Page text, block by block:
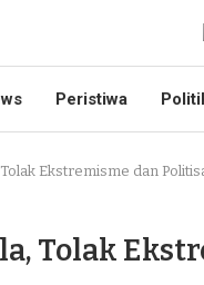
Peristiwa
Ekstremisme dan
Tolak